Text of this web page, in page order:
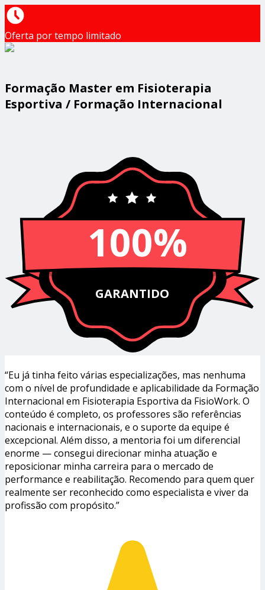
Oferta por tempo limitado
Formação Master em Fisioterapia
Esportiva / Formação Internacional
100%
GARANTIDO
“Eu já tinha feito várias especializações, mas nenhuma
com o nível de profundidade e aplicabilidade da Formação
Internacional em Fisioterapia Esportiva da FisioWork. O
conteúdo é completo, os professores são referências
nacionais e internacionais, e o suporte da equipe é
excepcional. Além disso, a mentoria foi um diferencial
enorme — consegui direcionar minha atuação e
reposicionar minha carreira para o mercado de
performance e reabilitação. Recomendo para quem quer
realmente ser reconhecido como especialista e viver da
profissão com propósito.”